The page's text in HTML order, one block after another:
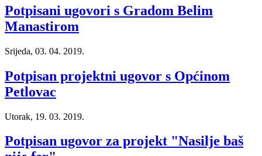
Potpisani ugovori s Gradom Belim
Manastirom
Srijeda, 03. 04. 2019.
Potpisan projektni ugovor s Općinom
Petlovac
Utorak, 19. 03. 2019.
Potpisan ugovor za projekt "Nasilje baš